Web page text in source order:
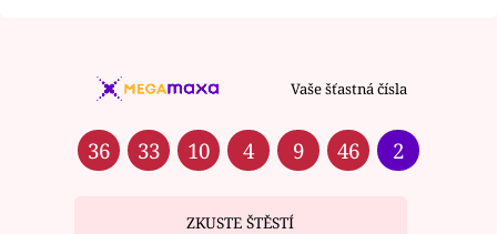
Vaše šťastná čísla
36 33 10 4 9 46 2
ZKUSTE ŠTĚSTÍ